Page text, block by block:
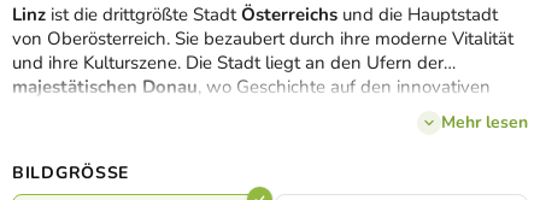
Linz ist die drittgrößte StadtÖsterreichs und die Hauptstadt
von Oberösterreich. Sie bezaubert durch ihre moderne Vitalität
und ihre Kulturszene. Die Stadt liegt an den Ufern der
majestätischen Donau, wo Geschichte auf den innovativen
Die präzise Darstellung des Gewirrs aus Straßen, Wegen und
Wasserstraßen schafft ein authentisches Porträt von Linz, das
durch unsere3D-Karte
aus der Kollektion drevko CITY zum
Mehr lesen
BILDGRÖSSE